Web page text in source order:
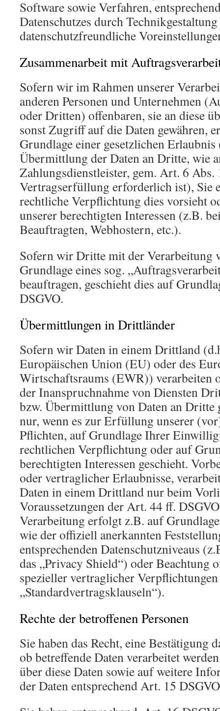
Software sowie Verfahren,
Datenschutzes durch
datenschutzfreundliche
Zusammenarbeit mit
Sofern wir im Rahmen unserer
anderen Personen und Unternehmen
oder Dritten) offenbaren, sie an diese
sonst Zugriff auf die Daten gewähren,
Grundlage einer gesetzlichen
Übermittlung der Daten an Dritte, wie
Zahlungsdienstleister, gem. Art. 6
Vertragserfüllung erforderlich ist), Sie
rechtliche Verpflichtung dies vorsieht
unserer berechtigten Interessen (z.B.
Beauftragten, Webhostern, etc.).
Sofern wir Dritte mit der Verarbeitung
Grundlage eines sog.
beauftragen, geschieht dies auf
DSGVO.
Übermittlungen in Drittländer
Sofern wir Daten in einem Drittland
Europäischen Union (EU) oder des
Wirtschaftsraums (EWR)) verarbeiten
der Inanspruchnahme von Diensten
bzw. Übermittlung von Daten an Dritte
nur, wenn es zur Erfüllung unserer
Pflichten, auf Grundlage Ihrer
rechtlichen Verpflichtung oder auf
berechtigten Interessen geschieht.
oder vertraglicher Erlaubnisse,
Daten in einem Drittland nur beim
Voraussetzungen der Art. 44 ff.
Verarbeitung erfolgt z.B. auf
wie der offiziell anerkannten
entsprechenden Datenschutzniveaus
das „Privacy Shield“) oder Beachtung
spezieller vertraglicher Verpflichtungen
„Standardvertragsklauseln“).
Rechte der betroffenen Personen
Sie haben das Recht, eine Bestätigung
ob betreffende Daten verarbeitet
über diese Daten sowie auf weitere
der Daten entsprechend Art. 15